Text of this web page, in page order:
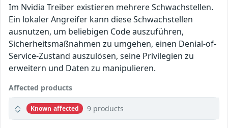
Im Nvidia Treiber existieren mehrere Schwachstellen.
Ein lokaler Angreifer kann diese Schwachstellen
ausnutzen, um beliebigen Code auszuführen,
Sicherheitsmaßnahmen zu umgehen, einen Denial-of-
Service-Zustand auszulösen, seine Privilegien zu
erweitern und Daten zu manipulieren.
Affected products
Known affected 9 products